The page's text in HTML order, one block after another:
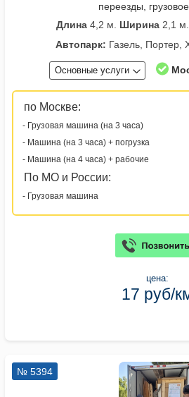
переезды,
Длина4,2 м. Ширина2,1 м.
Автопарк: Газель, Портер,
Основные услуги
по Москве:
- Грузовая машина (на 3 часа)
- Машина (на 3 часа) + погрузка
- Машина (на 4 часа) + рабочие
По МО и России:
- Грузовая машина
цена:
17 руб/
№ 5394